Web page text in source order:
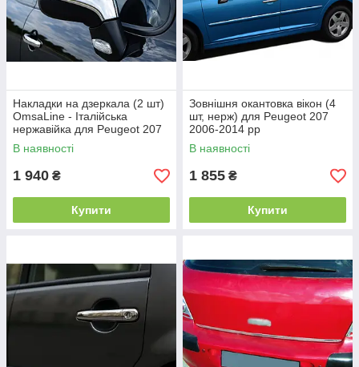
Накладки на дзеркала (2 шт)
OmsaLine - Італійська
нержавійка для Peugeot 207
2006-2014 рр
В наявності
1 940 ₴
Купити
Зовнішня окантовка вікон (4
шт, нерж) для Peugeot 207
2006-2014 рр
В наявності
1 855 ₴
Купити